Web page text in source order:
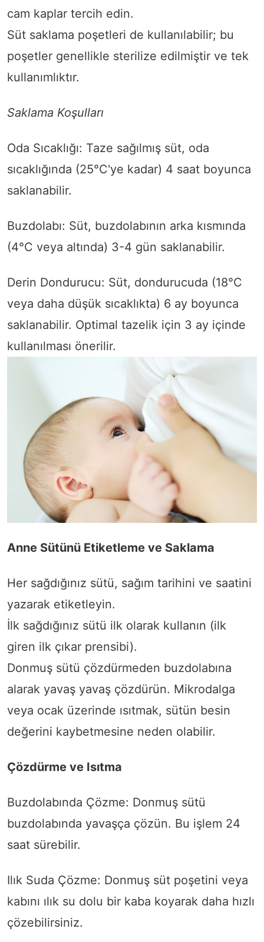
cam kaplar tercih edin.
Süt saklama poşetleri de kullanılabilir; bu
poşetler genellikle sterilize edilmiştir ve tek
kullanımlıktır.
Saklama Koşulları
Oda Sıcaklığı: Taze sağılmış süt, oda
sıcaklığında (25°C'ye kadar) 4 saat boyunca
saklanabilir.
Buzdolabı: Süt, buzdolabının arka kısmında
(4°C veya altında) 3-4 gün saklanabilir.
Derin Dondurucu: Süt, dondurucuda (18°C
veya daha düşük sıcaklıkta) 6 ay boyunca
saklanabilir. Optimal tazelik için 3 ay içinde
kullanılması önerilir.
Anne Sütünü Etiketleme ve Saklama
Her sağdığınız sütü, sağım tarihini ve saatini
yazarak etiketleyin.
İlk sağdığınız sütü ilk olarak kullanın (ilk
giren ilk çıkar prensibi).
Donmuş sütü çözdürmeden buzdolabına
alarak yavaş yavaş çözdürün. Mikrodalga
veya ocak üzerinde ısıtmak, sütün besin
değerini kaybetmesine neden olabilir.
Çözdürme ve Isıtma
Buzdolabında Çözme: Donmuş sütü
buzdolabında yavaşça çözün. Bu işlem 24
saat sürebilir.
Ilık Suda Çözme: Donmuş süt poşetini veya
kabını ılık su dolu bir kaba koyarak daha hızlı
çözebilirsiniz.